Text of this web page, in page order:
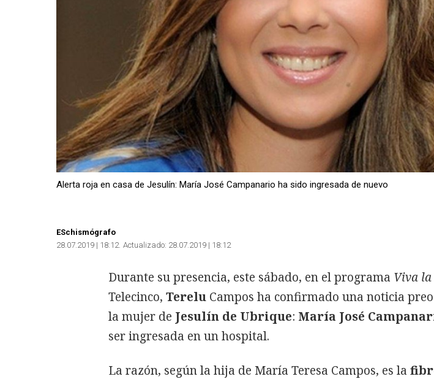
Alerta roja en casa de Jesulín: María José Campanario ha sido ingresada de nuevo
ESchismógrafo
28.07.2019 | 18:12 Actualizado: 28.07.2019 | 18:12
Durante su presencia, este sábado, en el programa Viva
Telecinco, Terelu Campos ha confirmado una noticia
la mujer de Jesulín de Ubrique: María José
ser ingresada en un hospital.
La razón, según la hija de María Teresa Campos, es la